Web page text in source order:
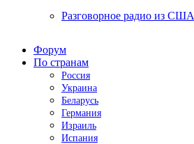
Разговорное радио из США
Форум
По странам
Россия
Украина
Беларусь
Германия
Израиль
Испания